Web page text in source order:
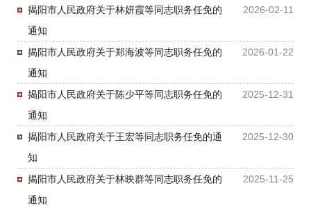
2026-02-11
揭阳市人民政府关于林妍霞等同志职务任免的
通知
2026-01-22
揭阳市人民政府关于郑海波等同志职务任免的
通知
2025-12-31
揭阳市人民政府关于陈少平等同志职务任免的
通知
2025-12-30
揭阳市人民政府关于王宏等同志职务任免的通
知
2025-11-25
揭阳市人民政府关于林映群等同志职务任免的
通知